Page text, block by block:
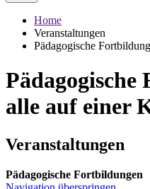
Home
Veranstaltungen
Pädagogische
alle auf einer
Veranstaltungen
Pädagogische Fortbildungen